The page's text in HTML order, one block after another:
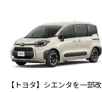
【トヨタ】シエンタを一部改